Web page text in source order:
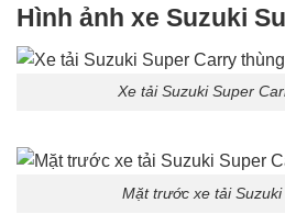
Hình ảnh xe Suzuki
Xe tải Suzuki Super
Mặt trước xe tải